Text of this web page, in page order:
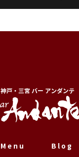
神戸・三宮 バー アンダンテ
Menu Blog